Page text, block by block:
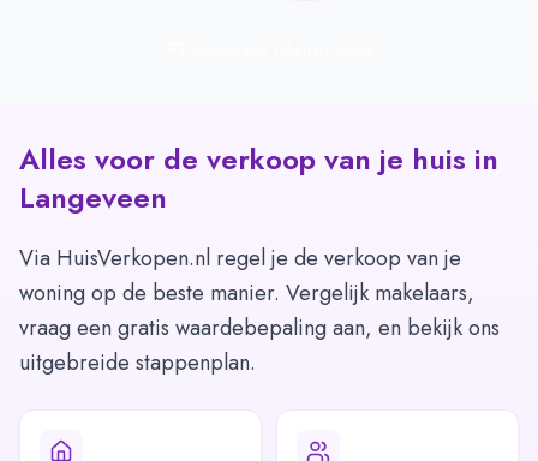
Alles voor de verkoop van je huis in
Langeveen
Via HuisVerkopen.nl regel je de verkoop van je
woning op de beste manier. Vergelijk makelaars,
vraag een gratis waardebepaling aan, en bekijk ons
uitgebreide stappenplan.